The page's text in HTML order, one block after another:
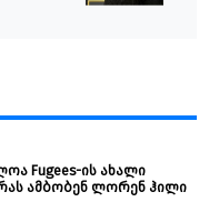
Fugees-ის ახალი
ამბობენ ლორენ ჰილი